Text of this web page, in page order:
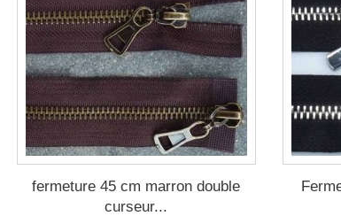
fermeture 45 cm marron double
curseur...